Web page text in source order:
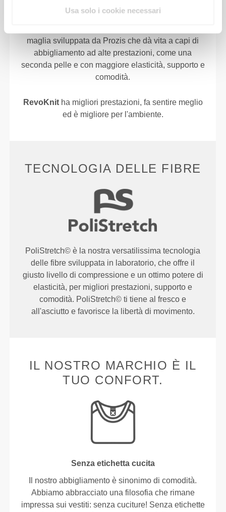
Usa solo i cookie necessari
maglia sviluppata da Prozis che dà vita a capi di
abbigliamento ad alte prestazioni, come una
seconda pelle e con maggiore elasticità, supporto e
comodità.
RevoKnitha migliori prestazioni, fa sentire meglio
ed è migliore per l'ambiente.
TECNOLOGIA DELLE FIBRE
PoliStretch© è la nostra versatilissima tecnologia
delle fibre sviluppata in laboratorio, che offre il
giusto livello di compressione e un ottimo potere di
elasticità, per migliori prestazioni, supporto e
comodità. PoliStretch© ti tiene al fresco e
all'asciutto e favorisce la libertà di movimento.
IL NOSTRO MARCHIO È IL
TUO CONFORT.
Senza etichetta cucita
Il nostro abbigliamento è sinonimo di comodità.
Abbiamo abbracciato una filosofia che rimane
impressa sui vestiti: senza cuciture! Senza etichette